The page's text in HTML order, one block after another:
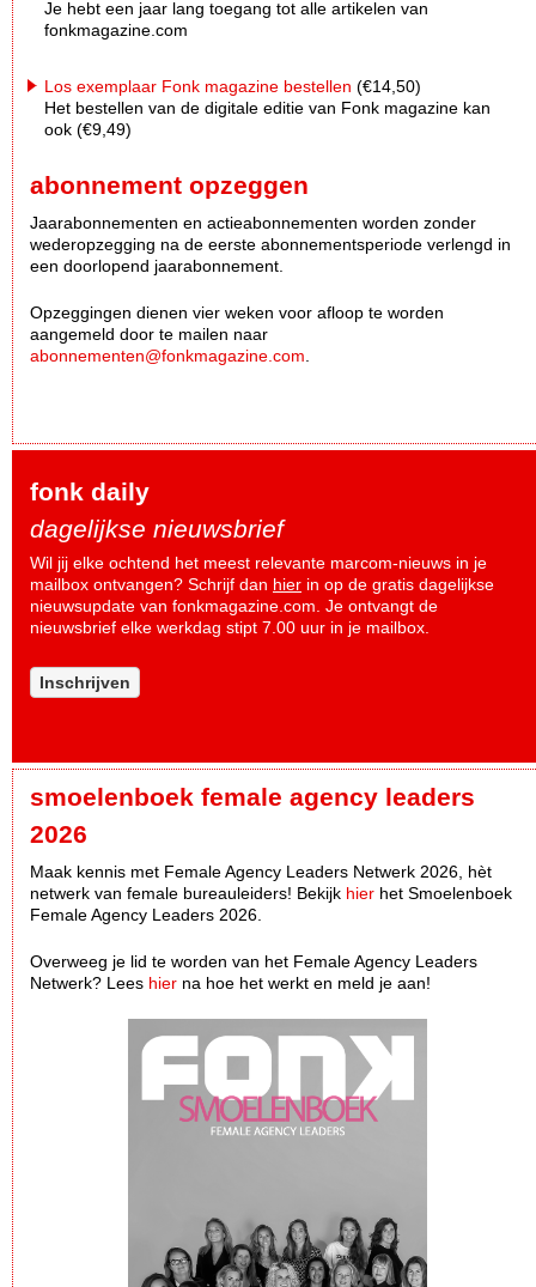
Je hebt een jaar lang toegang tot alle artikelen van
fonkmagazine.com
Los exemplaar Fonk magazine bestellen (€14,50)
Het bestellen van de digitale editie van Fonk magazine kan
ook (€9,49)
abonnement opzeggen
Jaarabonnementen en actieabonnementen worden zonder
wederopzegging na de eerste abonnementsperiode verlengd in
een doorlopend jaarabonnement.
Opzeggingen dienen vier weken voor afloop te worden
aangemeld door te mailen naar
abonnementen@fonkmagazine.com.
fonk daily
dagelijkse nieuwsbrief
Wil jij elke ochtend het meest relevante marcom-nieuws in je
mailbox ontvangen? Schrijf dan hier in op de gratis dagelijkse
nieuwsupdate van fonkmagazine.com. Je ontvangt de
nieuwsbrief elke werkdag stipt 7.00 uur in je mailbox.
Inschrijven
smoelenboek female agency leaders
2026
Maak kennis met Female Agency Leaders Netwerk 2026, hèt
netwerk van female bureauleiders! Bekijk hier het Smoelenboek
Female Agency Leaders 2026.
Overweeg je lid te worden van het Female Agency Leaders
Netwerk? Lees hier na hoe het werkt en meld je aan!